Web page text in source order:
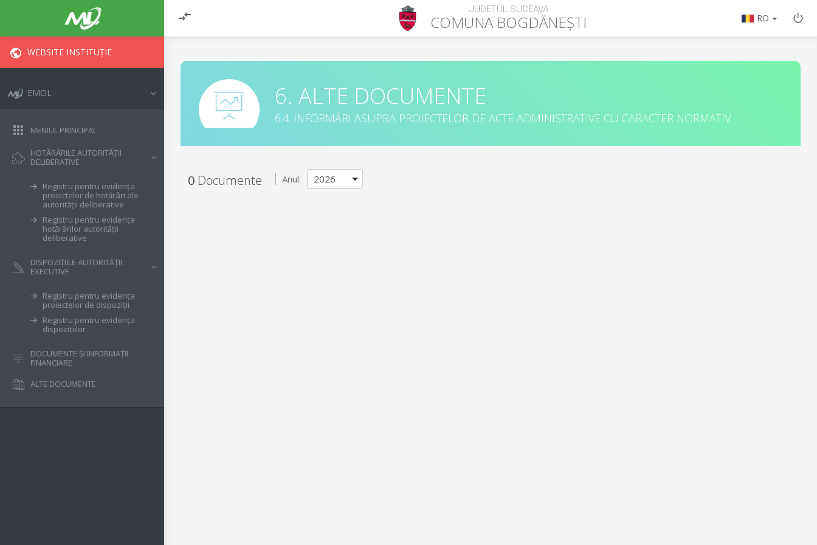
JUDEȚUL SUCEAVA
COMUNA BOGDĂNEȘTI RO
WEBSITE INSTITUȚIE
EMOL
MENIUL PRINCIPAL
HOTĂRÂRILE AUTORITĂȚII
DELIBERATIVE
Registru pentru evidența
proiectelor de hotărâri ale
autorității deliberative
Registru pentru evidența
hotărârilor autorității
deliberative
DISPOZIȚIILE AUTORITĂȚII
EXECUTIVE
Registru pentru evidența
proiectelor de dispoziții
Registru pentru evidența
dispozițiilor
DOCUMENTE ȘI INFORMAȚII
FINANCIARE
ALTE DOCUMENTE
6. ALTE DOCUMENTE
6.4. INFORMĂRI ASUPRA PROIECTELOR DE ACTE ADMINISTRATIVE CU CARACTER NORMATIV
0 Documente Anul: